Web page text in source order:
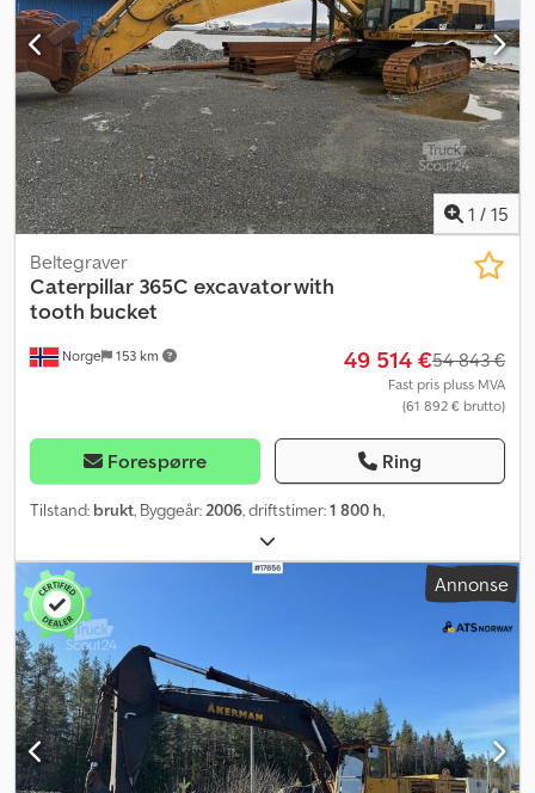
1 / 15
Norge 153 km
Beltegraver
Caterpillar 365C excavator with
tooth bucket
49 514 €54 843 €
Fast pris pluss MVA
(61 892 € brutto)
Forespørre Ring
Tilstand: brukt, Byggeår:2006, driftstimer:1 800 h,
Annonse